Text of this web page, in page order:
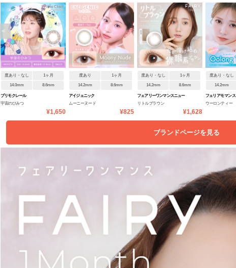
度あり・なし 1ヶ月
14.0mm 8.6mm
プリモクレール
宇宙のひみつ
¥1,650
度あり 1ヶ月
14.2mm 8.6mm
アイジェニック
ムーニーヌード
¥825
度あり・なし 1ヶ月
14.2mm 8.6mm
フェアリーワンマンスニュー
リトルブラウン
¥1,628
度あり・なし
14.2mm
フェリアモ マン
ウーロンティー
<
ブランドページを見る